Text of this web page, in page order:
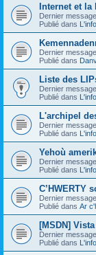
Internet et la
Dernier
Publié dans
Dernier
Publié dans
Liste des
Dernier
Publié dans
L'archipel
Dernier
Publié dans
Yehoù
Dernier
Publié dans
C’HWERTY
Dernier
Publié dans Ar
[MSDN]
Dernier
Publié dans